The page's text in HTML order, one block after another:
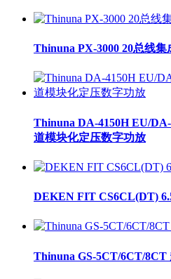
Thinuna PX-3000 20总线
Thinuna DA-4150H EU/
道模块化定压数字功放
DEKEN FIT CS6CL(DT)
Thinuna GS-5CT/6CT/